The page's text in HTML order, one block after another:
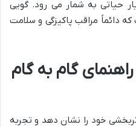
حیاتی به شمار می رود. گویی
دائماً مراقب پاکیزگی و سلامت
گام به گام
خود را نشان دهد و تجربه